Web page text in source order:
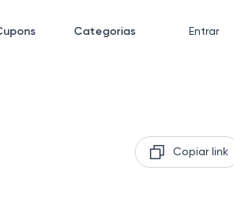
Categorias Entrar
Copiar link